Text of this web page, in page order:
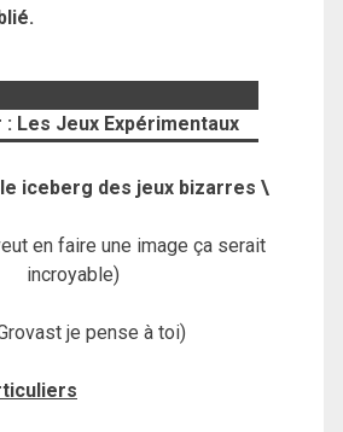
Les Jeux Expérimentaux
iceberg des jeux bizarres \
en faire une image ça serait
incroyable)
je pense à toi)